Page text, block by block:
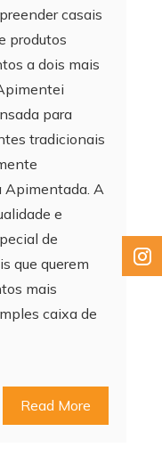
casais
produtos
a dois mais
para
tradicionais
Apimentada. A
e
de
que querem
mais
caixa de
Read More